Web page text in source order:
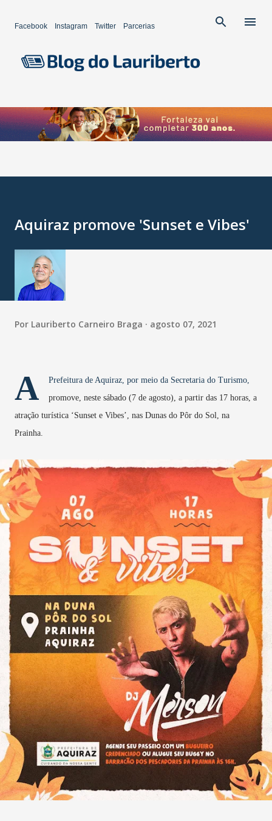
Facebook Instagram Twitter Parcerias
Aquiraz promove 'Sunset e Vibes'
Por Lauriberto Carneiro Braga agosto 07, 2021
A
Prefeitura de Aquiraz, por meio da Secretaria do Turismo,
promove, neste sábado (7 de agosto), a partir das 17 horas, a
atração turística ‘Sunset e Vibes’, nas Dunas do Pôr do Sol, na
Prainha.